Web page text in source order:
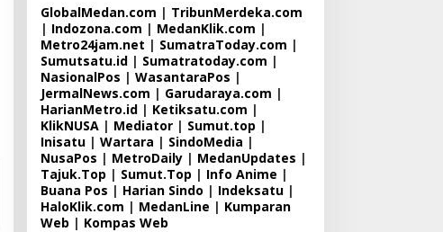
GlobalMedan.com | TribunMerdeka.com
| Indozona.com | MedanKlik.com |
Metro24jam.net | SumatraToday.com |
Sumutsatu.id| Sumatratoday.com |
NasionalPos | WasantaraPos |
JermalNews.com | Garudaraya.com |
HarianMetro.id| Ketiksatu.com |
KlikNUSA| Mediator| Sumut.top |
Inisatu| Wartara | SindoMedia |
NusaPos | MetroDaily| MedanUpdates |
Tajuk.Top | Sumut.Top | Info Anime |
Buana Pos | Harian Sindo | Indeksatu|
HaloKlik.com | MedanLine | Kumparan
Web | Kompas Web